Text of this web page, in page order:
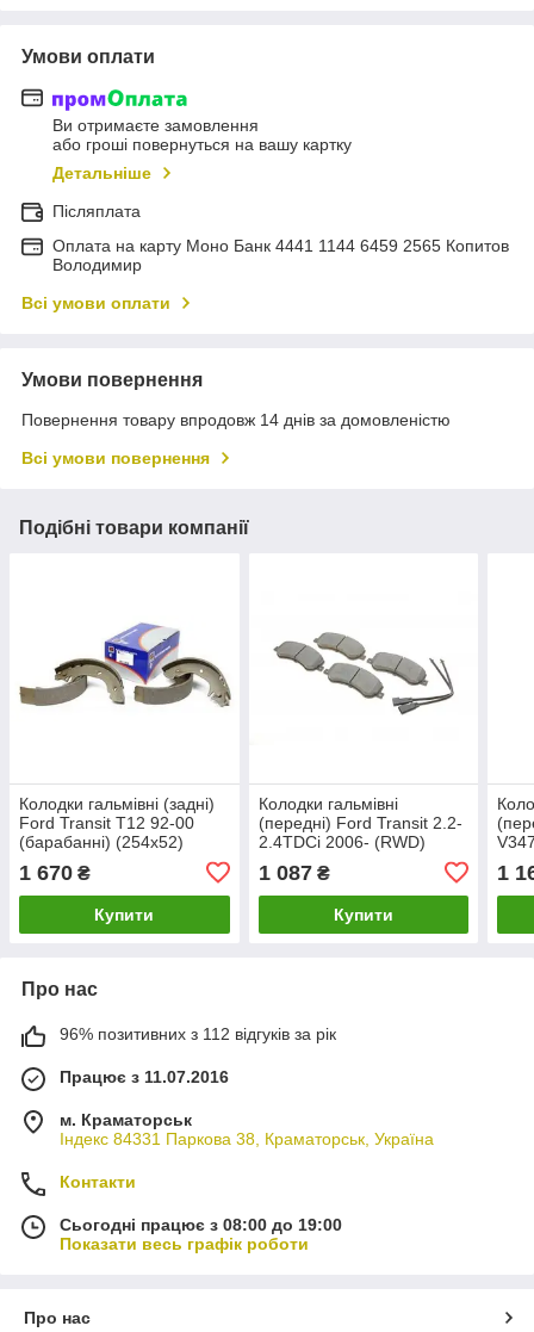
Умови оплати
Ви отримаєте замовлення
або гроші повернуться на вашу картку
Детальніше
Післяплата
Оплата на карту Моно Банк 4441 1144 6459 2565 Копитов
Володимир
Всі умови оплати
Умови повернення
Повернення товару впродовж 14 днів за домовленістю
Всі умови повернення
Подібні товари компанії
Колодки гальмівні (задні)
Ford Transit T12 92-00
(барабанні) (254x52)
1 670 ₴
Купити
Колодки гальмівні
(передні) Ford Transit 2.2-
2.4TDCi 2006- (RWD)
1 087₴
Купити
1
Про нас
96% позитивних з 112 відгуків за рік
Працює з 11.07.2016
м. Краматорськ
Індекс 84331 Паркова 38, Краматорськ, Україна
Контакти
Сьогодні працює з 08:00 до 19:00
Показати весь графік роботи
Про нас